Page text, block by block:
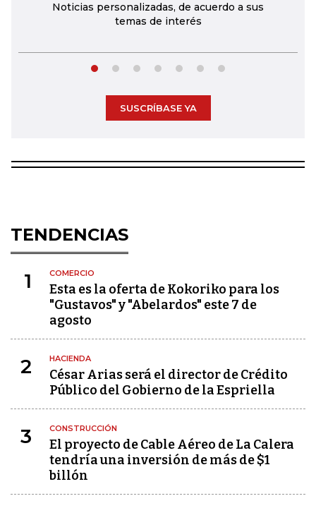
Noticias personalizadas, de acuerdo a sus
temas de interés
SUSCRÍBASE YA
TENDENCIAS
1 COMERCIO
Esta es la oferta de Kokoriko para los
"Gustavos" y "Abelardos" este 7 de
agosto
2 HACIENDA
César Arias será el director de Crédito
Público del Gobierno de la Espriella
3 CONSTRUCCIÓN
El proyecto de Cable Aéreo de La Calera
tendría una inversión de más de $1
billón